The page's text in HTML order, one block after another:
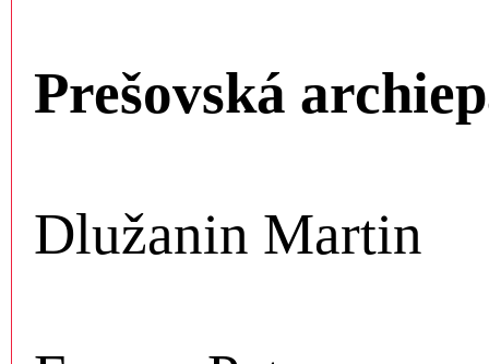
Prešovská
Dlužanin Martin